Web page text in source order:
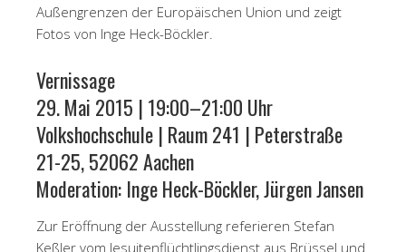
Außengrenzen der Europäischen Union und zeigt
Fotos von Inge Heck-Böckler.
Vernissage
29. Mai 2015 | 19:00–21:00 Uhr
Volkshochschule | Raum 241 | Peterstraße
21-25, 52062 Aachen
Moderation: Inge Heck-Böckler, Jürgen Jansen
Zur Eröffnung der Ausstellung referieren Stefan
Keßler vom Jesuitenflüchtlingsdienst aus Brüssel und